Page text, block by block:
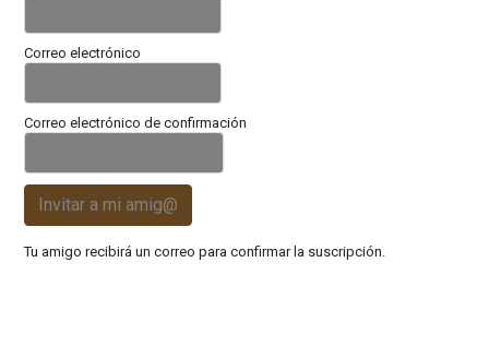
Correo electrónico
Correo electrónico de confirmación
Invitar a mi amig@
Tu amigo recibirá un correo para confirmar la suscripción.